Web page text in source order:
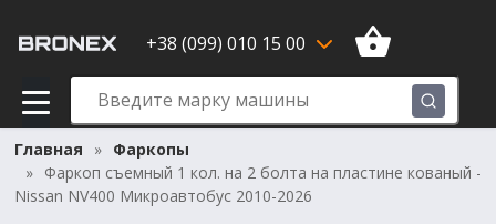
+38 (099) 010 15 00
Главная
Фаркопы
Фаркоп съемный 1 кол. на 2 болта на пластине кованый -
Nissan NV400 Микроавтобус 2010-2026